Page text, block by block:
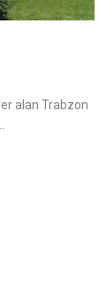
alan Trabzon